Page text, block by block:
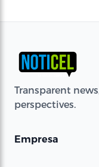
Transparent
perspectives.
Empresa